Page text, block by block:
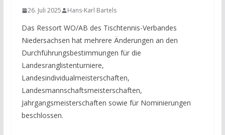
26. Juli 2025 Hans-Karl Bartels
Das Ressort WO/AB des Tischtennis-Verbandes
Niedersachsen hat mehrere Änderungen an den
Durchführungsbestimmungen für die
Landesranglistenturniere,
Landesindividualmeisterschaften,
Landesmannschaftsmeisterschaften,
Jahrgangsmeisterschaften sowie für Nominierungen
beschlossen.